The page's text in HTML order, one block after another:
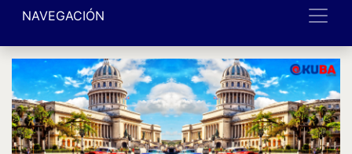
NAVEGACIÓN